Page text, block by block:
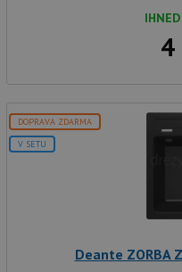
4
DOPRAVA ZDARMA
V SETU
Deante ZORBA